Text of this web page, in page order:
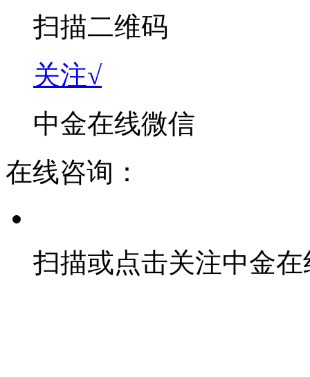
扫描二维码
关注√
中金在线微信
在线咨询：
扫描或点击关注中金